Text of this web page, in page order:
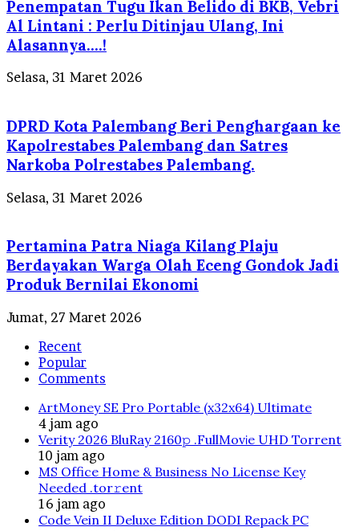
Penempatan Tugu Ikan Belido di BKB, Vebri
Al Lintani : Perlu Ditinjau Ulang, Ini
Alasannya….!
Selasa, 31 Maret 2026
DPRD Kota Palembang Beri Penghargaan ke
Kapolrestabes Palembang dan Satres
Narkoba Polrestabes Palembang.
Selasa, 31 Maret 2026
Pertamina Patra Niaga Kilang Plaju
Berdayakan Warga Olah Eceng Gondok Jadi
Produk Bernilai Ekonomi
Jumat, 27 Maret 2026
Recent
Popular
Comments
ArtMoney SE Pro Portable (x32x64) Ultimate
4 jam ago
Verity 2026 BluRay 2160𝚙 .FullMov𝗂e UHD Torrent
10 jam ago
MS Office Home & Business No License Key
Needed .tоr𝚛еnt
16 jam ago
Code Vein II Deluxe Edition DODI Repack PC